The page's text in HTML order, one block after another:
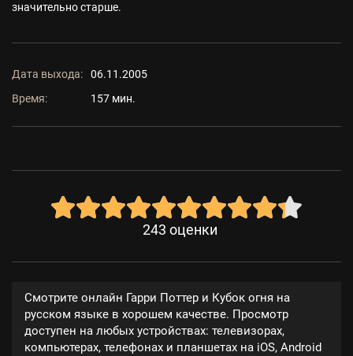
значительно старше.
Дата выхода:
06.11.2005
Время:
157 мин.
243 оценки
Смотрите онлайн Гарри Поттер и Кубок огня на
русском языке в хорошем качестве. Просмотр
доступен на любых устройствах: телевизорах,
компьютерах, телефонах и планшетах на iOS, Android